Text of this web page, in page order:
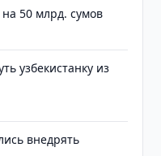
50 млрд. сумов
узбекистанку из
внедрять